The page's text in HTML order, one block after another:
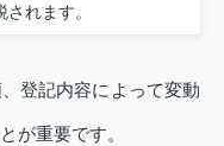
れます。
登記内容によって変動
が重要です。